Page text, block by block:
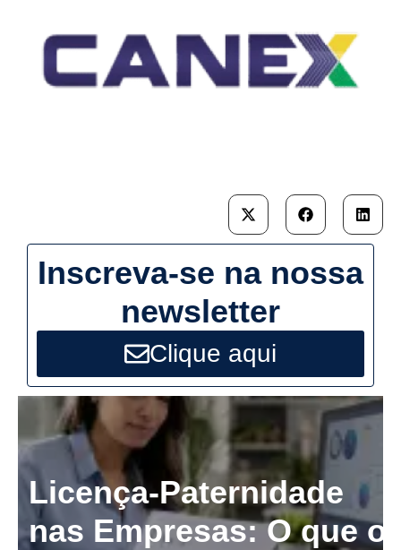
Inscreva-se na nossa
newsletter
Clique aqui
Licença-Paternidade
nas Empresas: O que o